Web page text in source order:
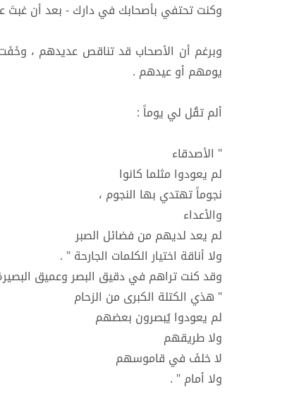
وكنت تحتفي بأصحابك في دارك - بعد أن غبتَ
وبرغم أن الأصحاب قد تناقص عديدهم ،
يومهم أو عيدهم .
ألم تقُل لي يوماً :
" الأصدقاء
لم يعودوا مثلما كانوا
نجوماً تهتدي بها النجوم ،
والأعداء
لم يعد لديهم من فضائل الصبر
ولا أناقة اختيار الكلمات الجارحة " .
وقد كنت تراهم في دقيق البصر وعميق
" هذي الكتلة الكبرى من الزحام
لم يعودوا يُبصرون بعضهم
ولا طريقهم
لا خلفَ في قاموسهم
ولا أمام " .